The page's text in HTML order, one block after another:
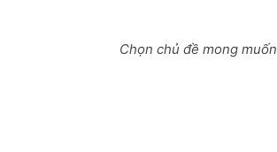
Chọn chủ đề mong muốn